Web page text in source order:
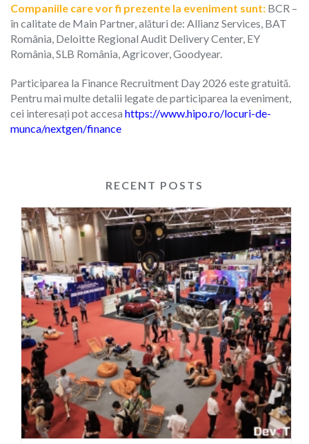
Companiile care vor fi prezente la eveniment sunt: BCR –
în calitate de Main Partner, alături de: Allianz Services, BAT
România, Deloitte Regional Audit Delivery Center, EY
România, SLB România, Agricover, Goodyear.
Participarea la Finance Recruitment Day 2026 este gratuită.
Pentru mai multe detalii legate de participarea la eveniment,
cei interesați pot accesa https://www.hipo.ro/locuri-de-
munca/nextgen/finance
RECENT POSTS